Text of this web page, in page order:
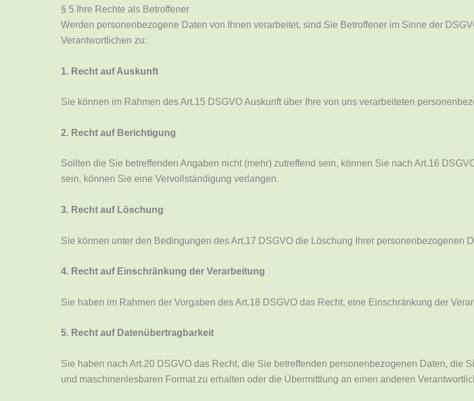
§ 5 Ihre Rechte als Betroffener
Werden personenbezogene Daten von Ihnen verarbeitet, sind Sie Betroffener im Sinne der
Verantwortlichen zu:
1. Recht auf Auskunft
Sie können im Rahmen des Art.15 DSGVO Auskunft über Ihre von uns verarbeiteten
2. Recht auf Berichtigung
Sollten die Sie betreffenden Angaben nicht (mehr) zutreffend sein, können Sie nach Art.16
sein, können Sie eine Vervollständigung verlangen.
3. Recht auf Löschung
Sie können unter den Bedingungen des Art.17 DSGVO die Löschung Ihrer personenbezogenen
4. Recht auf Einschränkung der Verarbeitung
Sie haben im Rahmen der Vorgaben des Art.18 DSGVO das Recht, eine Einschränkung der
5. Recht auf Datenübertragbarkeit
Sie haben nach Art.20 DSGVO das Recht, die Sie betreffenden personenbezogenen Daten, die
und maschinenlesbaren Format zu erhalten oder die Übermittlung an einen anderen